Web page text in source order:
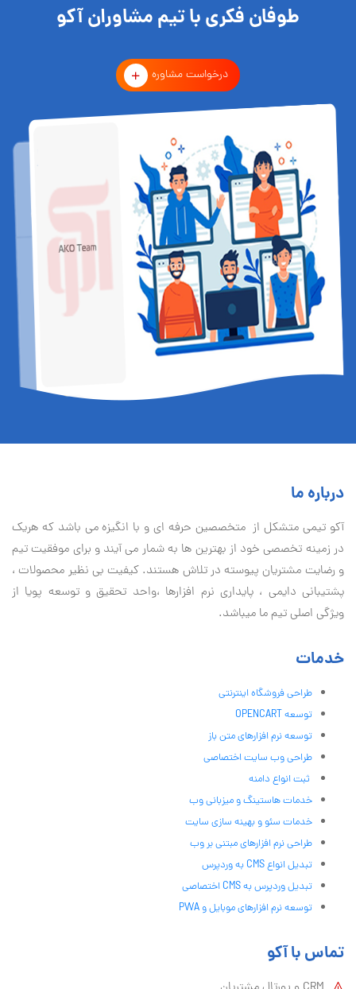
طوفان فکری با تیم مشاوران آکو
درخواست مشاوره
درباره ما
آكو تيمی متشکل از متخصصین حرفه ای و با انگیزه می باشد که هریک
در زمینه تخصصی خود از بهترین ها به شمار می آیند و برای موفقیت تيم
و رضایت مشتریان پیوسته در تلاش هستند. کیفیت بی نظير محصولات ،
پشتیبانی دايمی ، پایداری نرم افزارها ،واحد تحقیق و توسعه پویا از
ویژگی اصلی تیم ما میباشد.
خدمات
طراحی فروشگاه اینترنتی
توسعه OPENCART
توسعه نرم افزارهای متن باز
طراحی وب سایت اختصاصی
ثبت انواع دامنه
خدمات هاستینگ و میزبانی وب
خدمات سئو و بهینه سازی سایت
طراحی نرم افزارهای مبتنی بر وب
تبدیل انواع CMS به وردپرس
تبدیل وردپرس به CMS اختصاصی
توسعه نرم افزارهای موبایل و PWA
تماس با آکو